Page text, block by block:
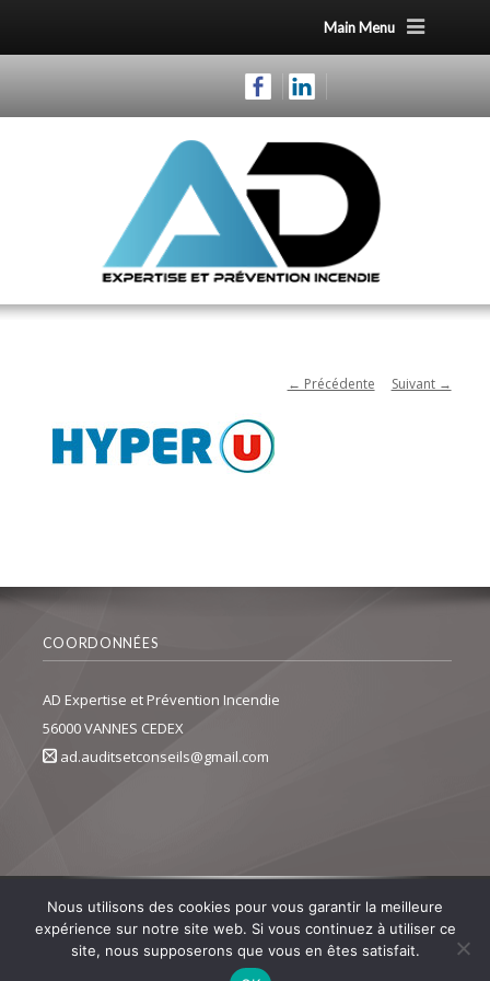
Main Menu
← Précédente Suivant →
COORDONNÉES
AD Expertise et Prévention Incendie
56000 VANNES CEDEX
ad.auditsetconseils@gmail.com
Nous utilisons des cookies pour vous garantir la meilleure
expérience sur notre site web. Si vous continuez à utiliser ce
site, nous supposerons que vous en êtes satisfait.